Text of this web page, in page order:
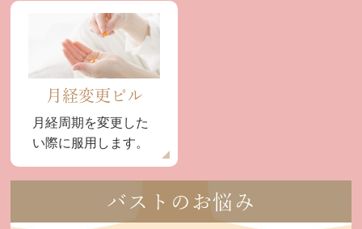
月経変更ピル
月経周期を変更した
い際に服用します。
バストのお悩み